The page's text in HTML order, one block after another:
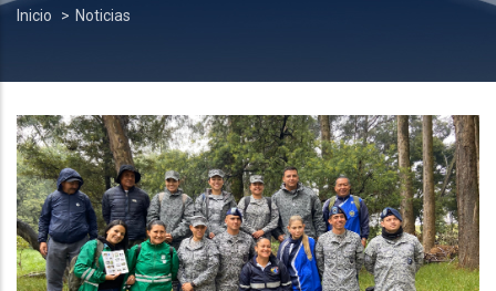
Sobrescribir
de
ayuda
a
la
navegación
Inicio Noticias